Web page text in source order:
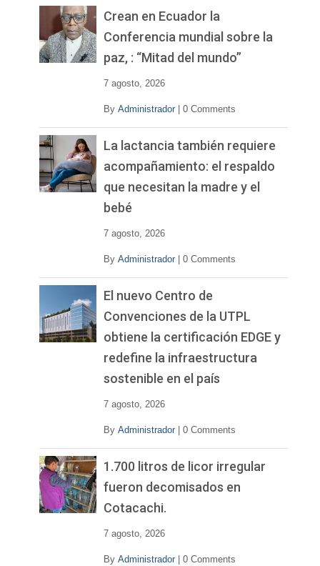
Crean en Ecuador la
Conferencia mundial sobre la
paz, : “Mitad del mundo”
7 agosto, 2026
By Administrador 0 Comments
La lactancia también requiere
acompañamiento: el respaldo
que necesitan la madre y el
bebé
7 agosto, 2026
By Administrador 0 Comments
El nuevo Centro de
Convenciones de la UTPL
obtiene la certificación EDGE y
redefine la infraestructura
sostenible en el país
7 agosto, 2026
By Administrador 0 Comments
1.700 litros de licor irregular
fueron decomisados en
Cotacachi.
7 agosto, 2026
By Administrador 0 Comments